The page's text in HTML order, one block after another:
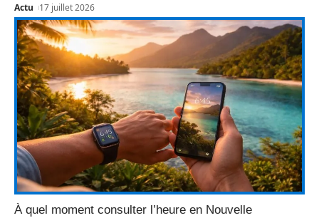
Actu 17 juillet 2026
À quel moment consulter l’heure en Nouvelle